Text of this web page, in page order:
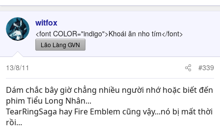
witfox
<font COLOR="indigo">Khoái ăn nho tím</font>
Lão Làng GVN
13/8/11 #339
Dám chắc bây giờ chẳng nhiều người nhớ hoặc biết đến
phim Tiểu Long Nhân...
TearRingSaga hay Fire Emblem cũng vậy...nó bị mất thời
rồi...